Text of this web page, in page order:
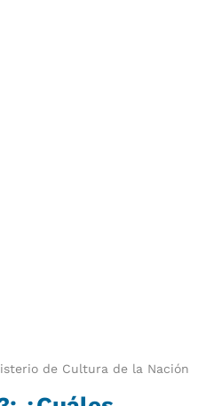
de Cultura de la Nación